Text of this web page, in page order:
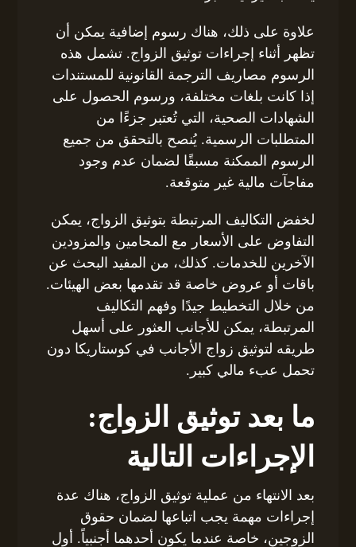
علاوة على ذلك، هناك رسوم إضافية يمكن أن
تظهر أثناء إجراءات توثيق الزواج. تشمل هذه
الرسوم مصاريف الترجمة القانونية للمستندات
إذا كانت بلغات مختلفة، ورسوم الحصول على
الشهادات الصحية، التي تُعتبر جزءًا من
المتطلبات الرسمية. يُنصح بالتحقق من جميع
الرسوم الممكنة مسبقًا لضمان عدم وجود
مفاجآت مالية غير متوقعة.
لخفض التكاليف المرتبطة بتوثيق الزواج، يمكن
التفاوض على الأسعار مع المحامين والمزودين
الآخرين للخدمات. كذلك، من المفيد البحث عن
باقات أو عروض خاصة قد تقدمها بعض الهيئات.
من خلال التخطيط جيدًا وفهم التكاليف
المرتبطة، يمكن للأجانب العثور على أسهل
طريقه لتوثيق زواج الأجانب في كوستاريكا دون
تحمل عبء مالي كبير.
ما بعد توثيق الزواج:
الإجراءات التالية
بعد الانتهاء من عملية توثيق الزواج، هناك عدة
إجراءات مهمة يجب اتباعها لضمان حقوق
الزوجين، خاصة عندما يكون أحدهما أجنبياً. أول